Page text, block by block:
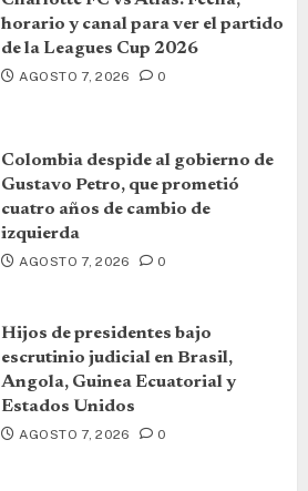
horario y canal para ver el partido
de la Leagues Cup 2026
AGOSTO 7, 2026 0
Colombia despide al gobierno de
Gustavo Petro, que prometió
cuatro años de cambio de
izquierda
AGOSTO 7, 2026 0
Hijos de presidentes bajo
escrutinio judicial en Brasil,
Angola, Guinea Ecuatorial y
Estados Unidos
AGOSTO 7, 2026 0